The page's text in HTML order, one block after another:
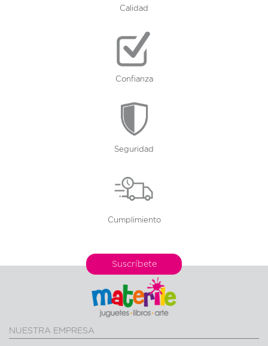
Calidad
Confianza
Seguridad
Cumplimiento
Suscríbete
NUESTRA EMPRESA